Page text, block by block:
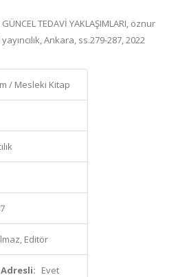
TEDAVİ YAKLAŞIMLARI, öznur
Ankara, ss.279-287, 2022
/ Mesleki Kitap
Editör
Evet